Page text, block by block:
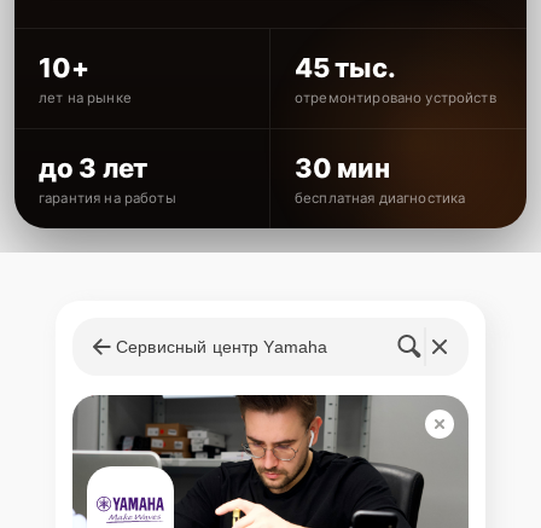
10+
лет на рынке
45 тыс.
отремонтировано устройств
до 3 лет
гарантия на работы
30 мин
бесплатная диагностика
Сервисный центр Yamaha